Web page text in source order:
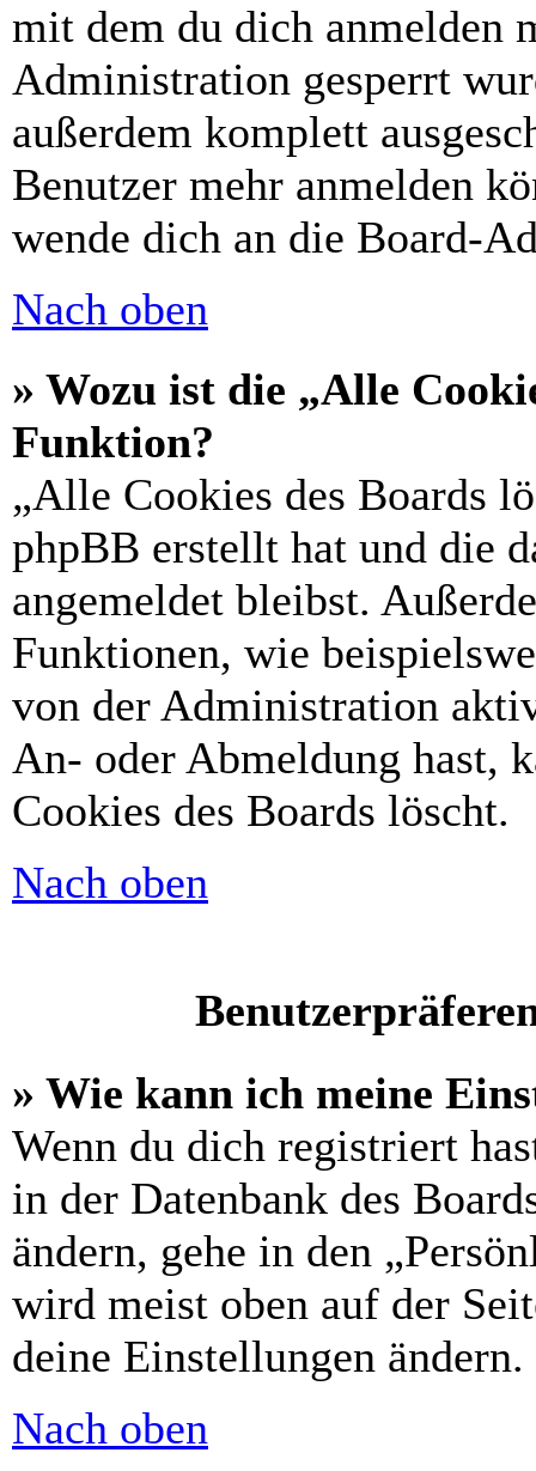
mit dem du dich anmelden
Administration gesperrt
außerdem komplett
Benutzer mehr anmelden
wende dich an die Board-
Nach oben
» Wozu ist die „Alle
Funktion?
„Alle Cookies des Boards
phpBB erstellt hat und die
angemeldet bleibst.
Funktionen, wie
von der Administration
An- oder Abmeldung hast,
Cookies des Boards löscht.
Nach oben
» Wie kann ich meine
Wenn du dich registriert
in der Datenbank des
ändern, gehe in den
wird meist oben auf der
deine Einstellungen ändern.
Nach oben